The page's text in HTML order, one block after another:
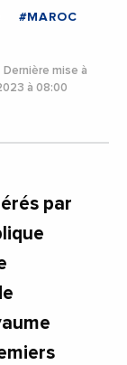
#MAROC
Dernière mise à
à 08:00
par